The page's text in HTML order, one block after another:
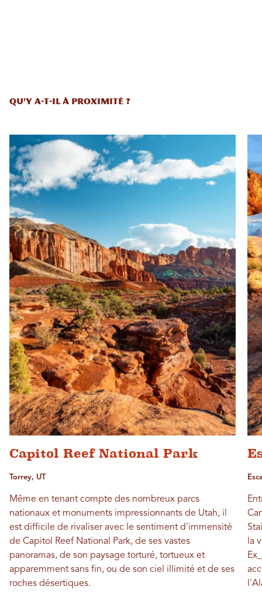
QU'Y A-T-IL À PROXIMITÉ ?
Capitol Reef National Park
Torrey, UT
Même en tenant compte des nombreux parcs
nationaux et monuments impressionnants de Utah, il
est difficile de rivaliser avec le sentiment d'immensité
de Capitol Reef National Park, de ses vastes
panoramas, de son paysage torturé, tortueux et
apparemment sans fin, ou de son ciel illimité et de ses
roches désertiques.
la